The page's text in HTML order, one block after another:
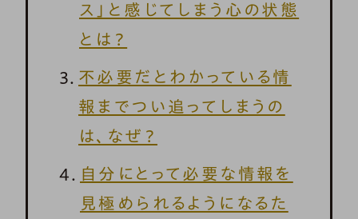
ス」と感じてしまう心の状態
とは？
不必要だとわかっている情
報までつい追ってしまうの
は、なぜ？
自分にとって必要な情報を
見極められるようになるた